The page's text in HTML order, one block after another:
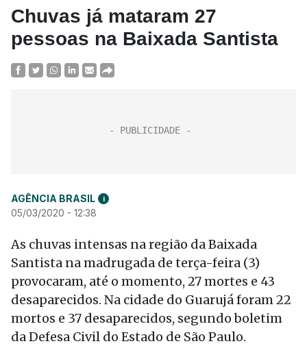
Chuvas já mataram 27
pessoas na Baixada Santista
AGÊNCIA BRASIL i
05/03/2020 - 12:38
As chuvas intensas na região da Baixada
Santista na madrugada de terça-feira (3)
provocaram, até o momento, 27 mortes e 43
desaparecidos. Na cidade do Guarujá foram 22
mortos e 37 desaparecidos, segundo boletim
da Defesa Civil do Estado de São Paulo.